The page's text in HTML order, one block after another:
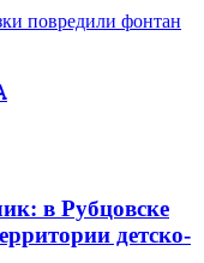
повредили фонтан
в Рубцовске
детско-